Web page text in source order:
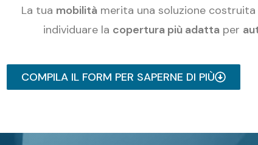
COMPILA IL FORM PER SAPERNE DI PIÙ
La tua mobilitàmerita una soluzione
individuare la copertura più adattaper